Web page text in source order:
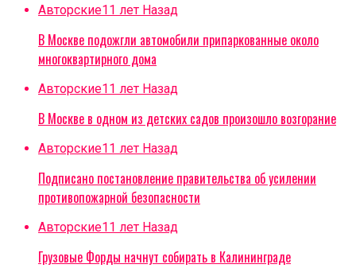
Авторские11 лет Назад
В Москве подожгли автомобили припаркованные около
многоквартирного дома
Авторские11 лет Назад
В Москве в одном из детских садов произошло возгорание
Авторские11 лет Назад
Подписано постановление правительства об усилении
противопожарной безопасности
Авторские11 лет Назад
Грузовые Форды начнут собирать в Калининграде